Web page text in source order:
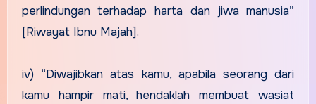
perlindungan terhadap harta dan jiwa manusia”
[Riwayat Ibnu Majah].
iv) “Diwajibkan atas kamu, apabila seorang dari
kamu hampir mati, hendaklah membuat wasiat